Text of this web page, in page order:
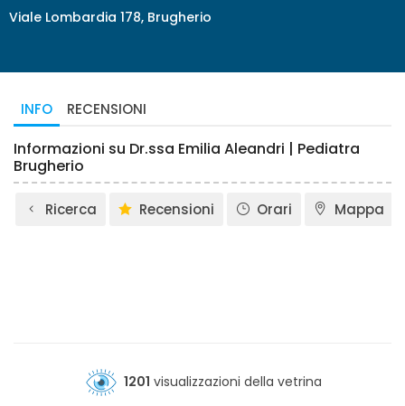
Viale Lombardia 178, Brugherio
INFO RECENSIONI
Informazioni su Dr.ssa Emilia Aleandri | Pediatra
Brugherio
Ricerca Recensioni Orari Mappa
1201 visualizzazioni della vetrina